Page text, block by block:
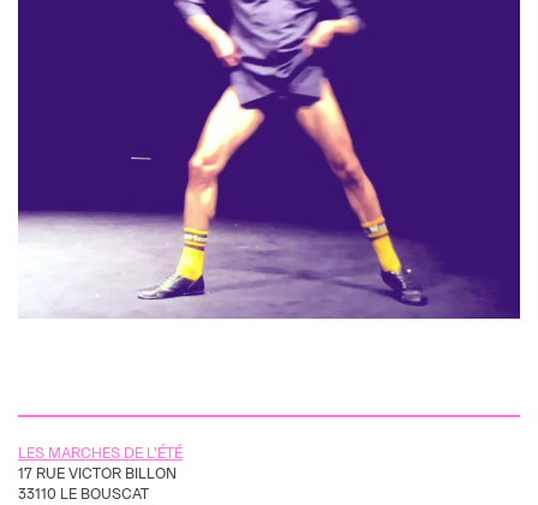
19.01 > 23.01
Résidence au Marché de Lerme
+ d'infos
LES MARCHES DE L'ÉTÉ
17 RUE VICTOR BILLON
33110 LE BOUSCAT